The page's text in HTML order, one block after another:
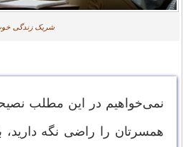
شریک زندگی
نمی‌خواهیم در این مطلب
همسرتان را راضی نگه دارید،